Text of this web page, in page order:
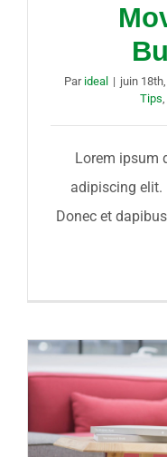
Par ideal | juin
Tips
Lorem ipsum
adipiscing elit.
Donec et